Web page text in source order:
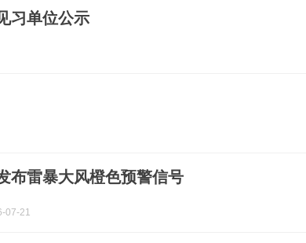
习单位公示
布雷暴大风橙色预警信号
07-21